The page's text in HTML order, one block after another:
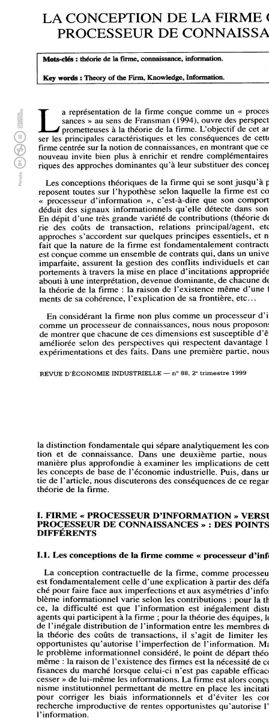
LA CONCEPTION DE LA FIRME
PROCESSEUR DE
Mots-clés : théorie de la firme, connaissance, information.
Key words : Theory of the Firm, Knowledge, Information.
La représentation de la firme conçue comme un «
connaissances » au sens de Fransman (1994), ouvre des
prometteuses à la théorie de la firme. L'objectif de cet
d'analyser les principales caractéristiques et les conséquences de
firme centrée sur la notion de connaissances, en montrant que
nouveau invite bien plus à enrichir et rendre
théoriques des approches dominantes qu'à leur substituer des
Les conceptions théoriques de la firme qui se sont jusqu'à
reposent toutes sur l'hypothèse selon laquelle la firme est
«
processeur d'information », c'est-à-dire que son
déduit des signaux informationnels qu'elle détecte dans
En dépit d'une très grande variété de contributions (théorie
théorie
des coûts de transaction, relations principal/agent,
approches s'accordent sur quelques principes essentiels, et
fait que la nature de la firme est fondamentalement
est conçue comme un ensemble de contrats qui, dans un
imparfaite, assurent la gestion des conflits individuels et
comportements à travers la mise en place d'incitations
abouti à une interprétation, devenue dominante, de chacune
la théorie de la firme : la raison de l'existence même d'une
fondements de sa cohérence, l'explication de sa frontière, etc..
En considérant la firme non plus comme un processeur
comme un processeur de connaissances, nous nous
de montrer que chacune de ces dimensions est susceptible
améliorée selon des perspectives qui respectent davantage
expérimentations et des faits. Dans une première partie,
REVUE D'ÉCONOMIE INDUSTRIELLE — n° 88, 2e trimestre 1999
la distinction fondamentale qui sépare analytiquement les
d'information et de connaissance. Dans une deuxième partie,
nous
manière plus approfondie à examiner les implications de
les concepts de base de l'économie industrielle. Puis, dans
partie de l'article, nous discuterons des conséquences de ce
théorie de la firme.
I. FIRME « PROCESSEUR D'INFORMATION »
PROCESSEUR DE CONNAISSANCES » : DES
DIFFÉRENTS
1.1. Les conceptions de la firme comme « processeur
La conception contractuelle de la firme, comme
est fondamentalement celle d'une explication à partir des
marché pour faire face aux imperfections et aux asymétries
problème informationnel varie selon les contributions : pour la
l'agence,
la difficulté est que l'information est inégalement
agents qui participent à la firme ; pour la théorie des équipes,
de l'inégale distribution de l'information entre les membres
la théorie des coûts de transactions, il s'agit de limiter
opportunistes qu'autorise l'imperfection de l'information.
le problème informationnel considéré, le point de départ
même : la raison de l'existence des firmes est la nécessité de
insuffisances du marché lorsque celui-ci n'est pas capable
processer » de lui-même les informations. La firme est alors
mécanisme institutionnel permettant de mettre en place les
pour
corriger les biais informationnels et d'éviter les
recherche improductive de rentes opportunistes qu'autorise
l'information.